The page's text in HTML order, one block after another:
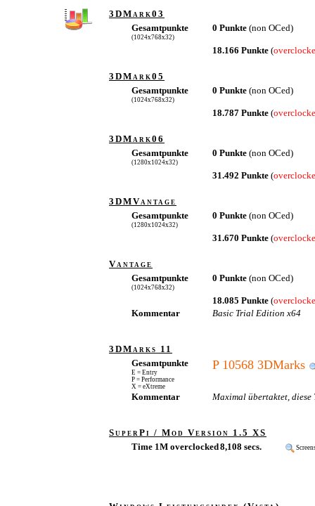
3DMark03
Gesamtpunkte
(1024x768x32)
0 Punkte (non OCed)
18.166 Punkte (
3DMark05
Gesamtpunkte
(1024x768x32)
0 Punkte (non OCed)
18.787 Punkte (
3DMark06
Gesamtpunkte
(1280x1024x32)
0 Punkte (non OCed)
31.492 Punkte (
3DMVantage
Gesamtpunkte
(1280x1024x32)
0 Punkte (non OCed)
31.670 Punkte (
Vantage
Gesamtpunkte
(1024x768x32)
0 Punkte (non OCed)
18.085 Punkte (
Kommentar
Basic Trial Edition x64
3DMarks 11
Gesamtpunkte
E = Entry
P = Performance
X = eXtreme
P 10568 3DMarks
Kommentar Maximal übertaktet,
SuperPi / Mod Version 1.5 XS
Time 1M overclocked8,108 secs.